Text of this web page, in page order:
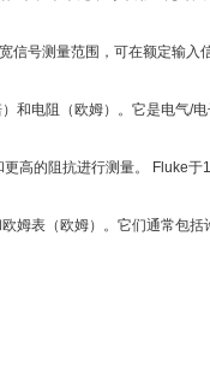
号测量范围，可在额定输入
和电阻（欧姆）。它是电气/
高的阻抗进行测量。 Fluke于
姆表（欧姆）。它们通常包括